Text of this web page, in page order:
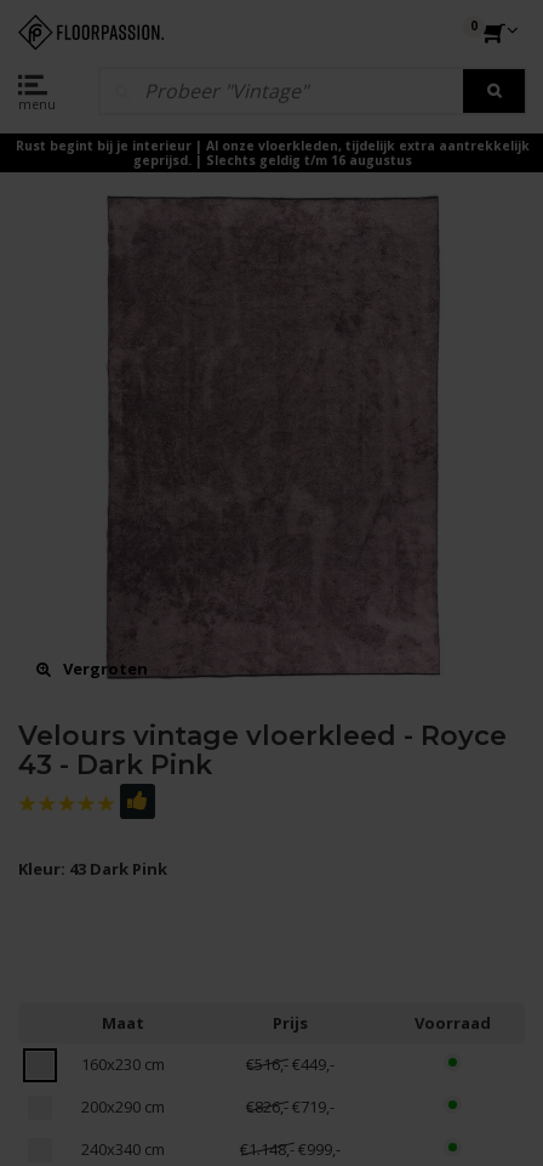
menu
0
Rust begint bij je interieur | Al onze vloerkleden, tijdelijk extra aantrekkelijk
geprijsd. | Slechts geldig t/m 16 augustus
Vergroten
Velours vintage vloerkleed - Royce
43 - Dark Pink
Kleur: 43 Dark Pink
Maat Prijs
Voorraad
160x230 cm
€516,-€449,-
200x290 cm
€826,-€719,-
240x340 cm
€1.148,-€999,-